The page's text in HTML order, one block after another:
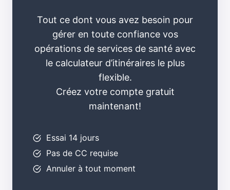
Tout ce dont vous avez besoin pour
gérer en toute confiance vos
opérations de services de santé avec
le calculateur d’itinéraires le plus
flexible.
Créez votre compte gratuit
maintenant!
Essai 14 jours
Pas de CC requise
Annuler à tout moment